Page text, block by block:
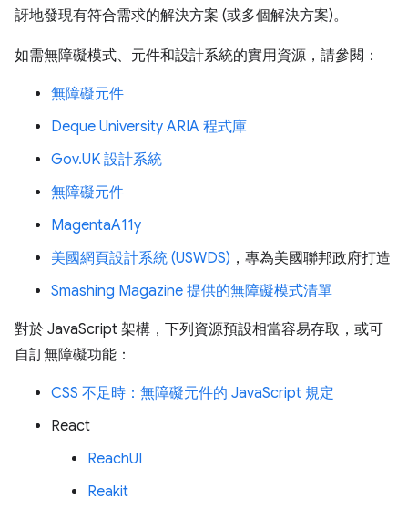
訝地發現有符合需求的解決方案 (或多個解決方案)。
如需無障礙模式、元件和設計系統的實用資源，請參閱：
無障礙元件
Deque University ARIA 程式庫
Gov.UK 設計系統
無障礙元件
MagentaA11y
美國網頁設計系統 (USWDS) ，專為美國聯邦政府打造
Smashing Magazine 提供的無障礙模式清單
對於 JavaScript 架構，下列資源預設相當容易存取，或可
自訂無障礙功能：
CSS 不足時：無障礙元件的 JavaScript 規定
React
ReachUI
Reakit